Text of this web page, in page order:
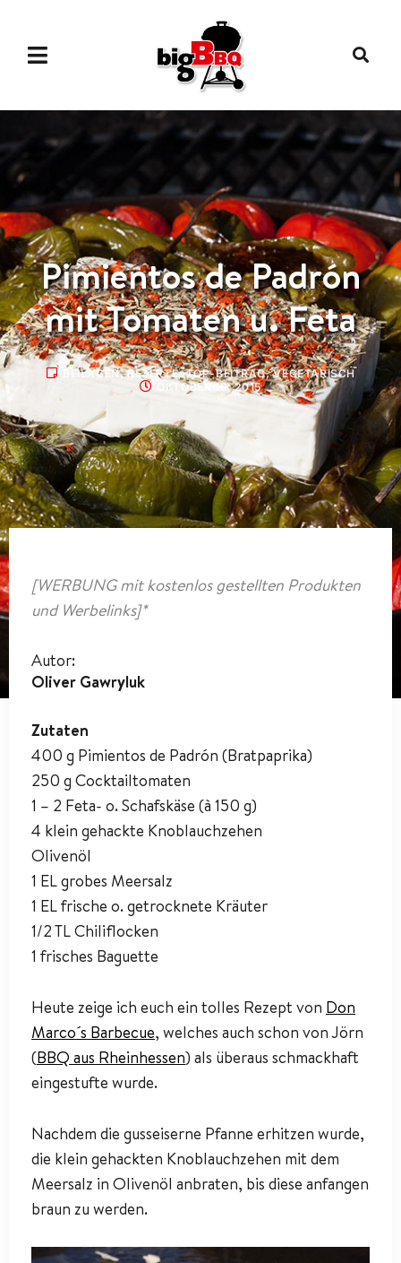
Pimientos de Padrón
mit Tomaten u. Feta
BEILAGEN,REZEPTE,TOP-BEITRAG,VEGETARISCH
OKTOBER 16, 2015
[WERBUNG mit kostenlos gestellten Produkten
und Werbelinks]*
Autor:
Oliver Gawryluk
Zutaten
400 g Pimientos de Padrón (Bratpaprika)
250 g Cocktailtomaten
1 – 2 Feta- o. Schafskäse (à 150 g)
4 klein gehackte Knoblauchzehen
Olivenöl
1 EL grobes Meersalz
1 EL frische o. getrocknete Kräuter
1/2 TL Chiliflocken
1 frisches Baguette
Heute zeige ich euch ein tolles Rezept von Don
Marco´s Barbecue, welches auch schon von Jörn
(BBQ aus Rheinhessen) als überaus schmackhaft
eingestufte wurde.
Nachdem die gusseiserne Pfanne erhitzen wurde,
die klein gehackten Knoblauchzehen mit dem
Meersalz in Olivenöl anbraten, bis diese anfangen
braun zu werden.